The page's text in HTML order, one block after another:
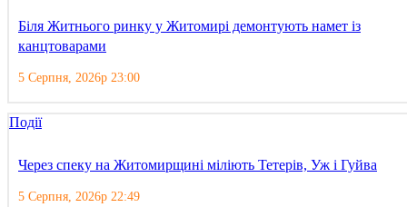
Біля Житнього ринку у Житомирі демонтують намет із
канцтоварами
5 Серпня, 2026р 23:00
Події
Через спеку на Житомирщині міліють Тетерів, Уж і Гуйва
5 Серпня, 2026р 22:49